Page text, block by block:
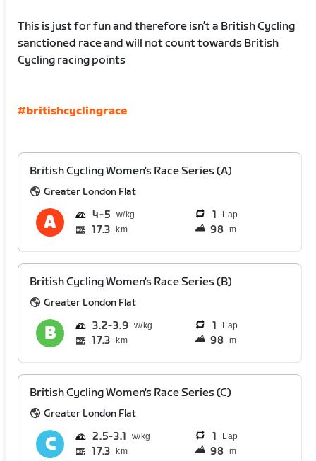
This is just for fun and therefore isn’t a British Cycling
sanctioned race and will not count towards British
Cycling racing points
#britishcyclingrace
British Cycling Women's Race Series (A)
Greater London Flat
4 5 1 Lap
17.3 km 98 m
British Cycling Women's Race Series (B)
Greater London Flat
3.2 3.9 1 Lap
17.3 km 98 m
British Cycling Women's Race Series (C)
Greater London Flat
2.5 3.1 1 Lap
17.3 km 98 m